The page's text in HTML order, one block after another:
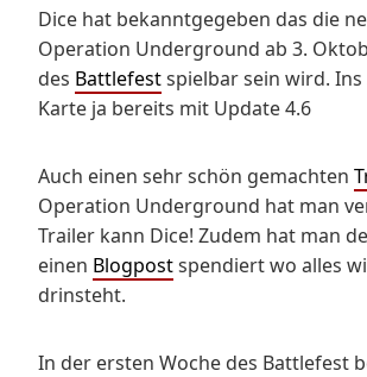
Dice hat bekanntgegeben das die
Operation Underground ab 3.
des Battlefestspielbar sein wird. Ins
Karte ja bereits mit Update 4.6
Auch einen sehr schön gemachten
Operation Underground hat man
Trailer kann Dice! Zudem hat man
einen Blogpostspendiert wo alles
drinsteht.
In der ersten Woche des Battlefest